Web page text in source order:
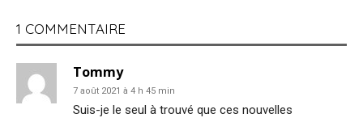
1 COMMENTAIRE
Tommy
7 août 2021 à 4 h 45 min
Suis-je le seul à trouvé que ces nouvelles